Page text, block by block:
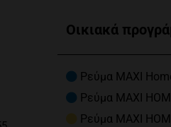
Οικιακά
Ρεύμα MAXI
Ρεύμα MAXI
Ρεύμα MAXI